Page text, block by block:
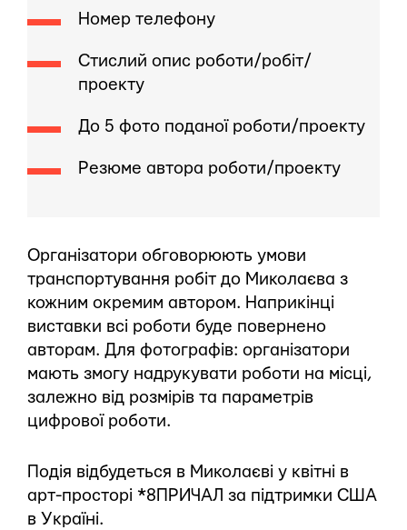
Номер телефону
Стислий опис роботи/робіт/
проекту
До 5 фото поданої роботи/проекту
Резюме автора роботи/проекту
Організатори обговорюють умови
транспортування робіт до Миколаєва з
кожним окремим автором. Наприкінці
виставки всі роботи буде повернено
авторам. Для фотографів: організатори
мають змогу надрукувати роботи на місці,
залежно від розмірів та параметрів
цифрової роботи.
Подія відбудеться в Миколаєві у квітні в
арт-просторі *8ПРИЧАЛ за підтримки США
в Україні.